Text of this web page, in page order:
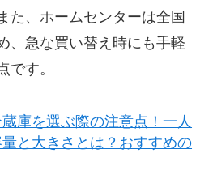
た、ホームセンターは全国
、急な買い替え時にも手軽
です。
庫を選ぶ際の注意点！一人
と大きさとは？おすすめの